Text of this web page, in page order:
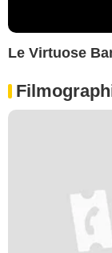
Le Virtuose